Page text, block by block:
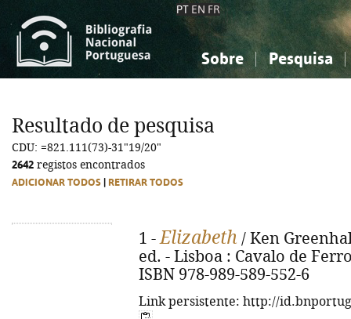
PT EN FR
Sobre Pesquisa
Ciências sociais...
Ciências sociais...
Resultado de pesquisa
CDU: =821.111(73)-31"19/20"
2642 registos encontrados
ADICIONAR TODOS RETIRAR TODOS
1 -Elizabeth / Ken
ed. - Lisboa : Cavalo de
ISBN 978-989-589-552-6
Link persistente: http://